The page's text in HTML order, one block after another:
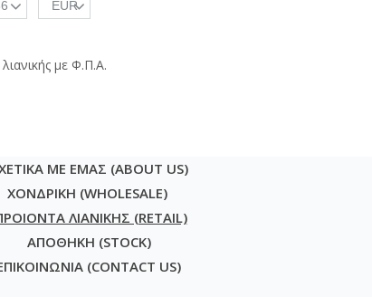
EUR
λιανικής με Φ.Π.Α.
ΜΕ ΕΜΑΣ (ABOUT US)
ΧΟΝΔΡΙΚΗ (WHOLESALE)
ΛΙΑΝΙΚΗΣ (RETAIL)
ΑΠΟΘΗΚΗ (STOCK)
(CONTACT US)